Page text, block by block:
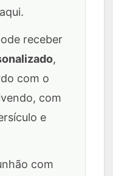
receber
,
com o
com
e
com